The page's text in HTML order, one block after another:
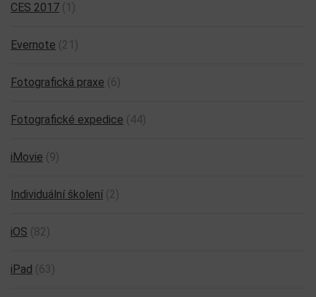
CES 2017 (1)
Evernote (21)
Fotografická praxe (6)
Fotografické expedice (44)
iMovie (9)
Individuální školení (2)
iOS (82)
iPad (63)